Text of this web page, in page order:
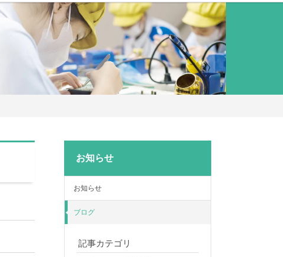
keyboard_arrow_rightお問い合わせ・資料請求
keyboard_arrow_rightお見積もり
keyboard_arrow_right弊社への提案
お知らせ
お知らせ
ブログ
記事カテゴリ